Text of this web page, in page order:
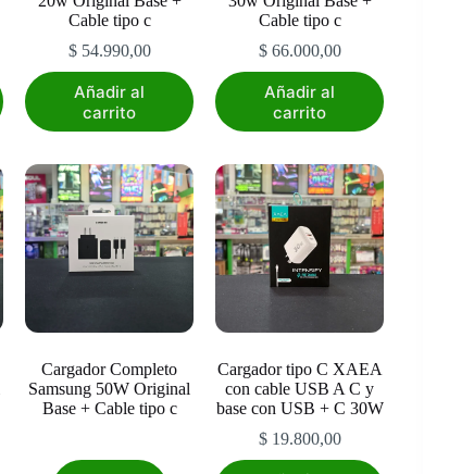
Cable tipo c
$54.990,00
Añadir al
carrito
Cable tipo c
$66.000,00
Añadir al
carrito
Cargador Completo
Samsung 50W Original
Base + Cable tipo c
Cargador tipo C XAEA
con cable USB A C y
base con USB + C 30W
$19.800,00